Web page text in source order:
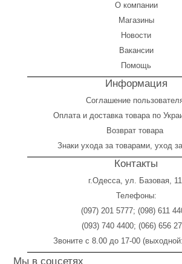
О компании
Магазины
Новости
Вакансии
Помощь
Информация
Соглашение
Оплатаи доставка товара по
Возврат товара
Знаки ухода за товарами, уход
Контакты
г.Одесса, ул. Базовая,
Телефоны:
(097) 201 5777; (098) 611
(093) 740 4400; (066) 656
Звоните с 8.00 до 17-00
Мы в соцсетях